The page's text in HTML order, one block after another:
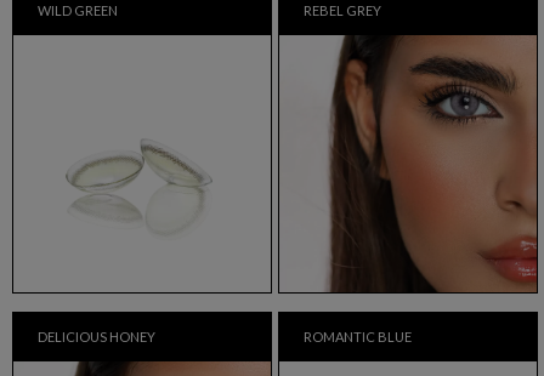
WILD GREEN REBEL GREY
DELICIOUS HONEY ROMANTIC BLUE